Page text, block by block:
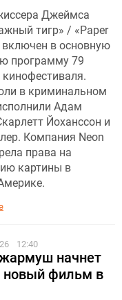
Джеймса
тигр» / «Paper
в основную
программу 79
кинофестиваля.
в криминальном
Адам
Йоханссон и
Компания Neon
права на
картины в
12:40
начнет
новый фильм в